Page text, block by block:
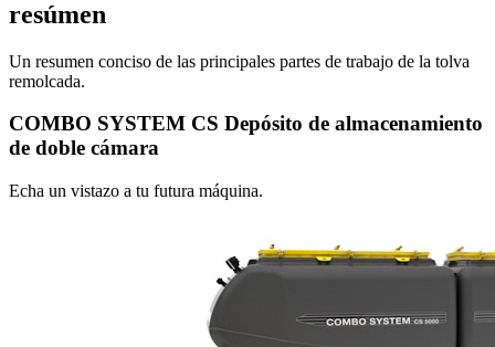
resúmen
Un resumen conciso de las principales partes de trabajo de la tolva
remolcada.
COMBO SYSTEM CS Depósito de almacenamiento
de doble cámara
Echa un vistazo a tu futura máquina.